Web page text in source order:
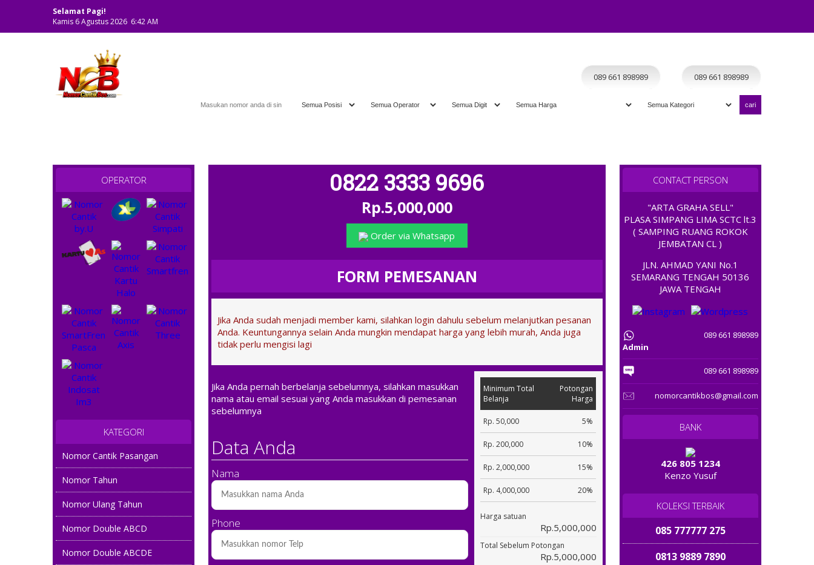
Selamat Pagi!
Kamis 6 Agustus 2026 6:42 AM
089 661 898989 089 661 898989
OPERATOR
KATEGORI
Nomor Cantik Pasangan
Nomor Tahun
Nomor Ulang Tahun
Nomor Double ABCD
Nomor Double ABCDE
0822 3333 9696
Rp.5,000,000
Order via Whatsapp
FORM PEMESANAN
Jika Anda sudah menjadi member kami, silahkan login dahulu sebelum melanjutkan pesanan
Anda. Keuntungannya selain Anda mungkin mendapat harga yang lebih murah, Anda juga
tidak perlu mengisi lagi
Jika Anda pernah berbelanja sebelumnya, silahkan masukkan
nama atau email sesuai yang Anda masukkan di pemesanan
sebelumnya
Data Anda
Nama
Phone
Minimum Total
Belanja
Potongan
Harga
Rp. 50,000 5%
Rp. 200,000 10%
Rp. 2,000,000 15%
Rp. 4,000,000 20%
Harga satuan
Rp.5,000,000
Total Sebelum Potongan
Rp.5,000,000
CONTACT PERSON
"ARTA GRAHA SELL"
PLASA SIMPANG LIMA SCTC lt.3
( SAMPING RUANG ROKOK
JEMBATAN CL )
JLN. AHMAD YANI No.1
SEMARANG TENGAH 50136
JAWA TENGAH
Admin
089 661 898989
089 661 898989
nomorcantikbos@gmail.com
BANK
426 805 1234
Kenzo Yusuf
KOLEKSI TERBAIK
085 777777 275
0813 9889 7890